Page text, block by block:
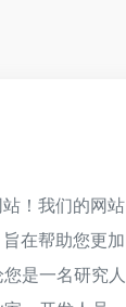
！我们的网站
在帮助您更加
是一名研究人